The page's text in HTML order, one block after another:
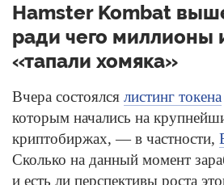
Hamster Kombat
ради чего миллионы
«тапали хомяка»
Вчера состоялся листинг токена
которым начались на
криптобиржах, — в частности,
Сколько на данный момент
и есть ли перспективы роста